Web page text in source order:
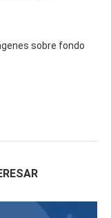
sobre fondo